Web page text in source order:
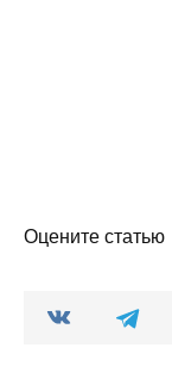
Оцените статью